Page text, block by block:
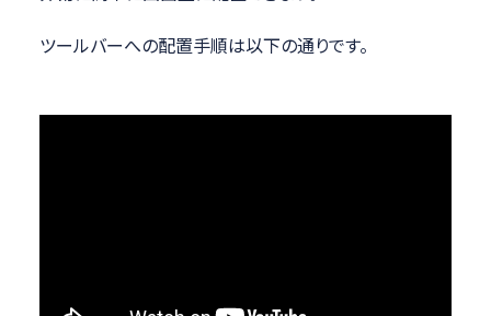
ツールバーへの配置手順は以下の通りです。